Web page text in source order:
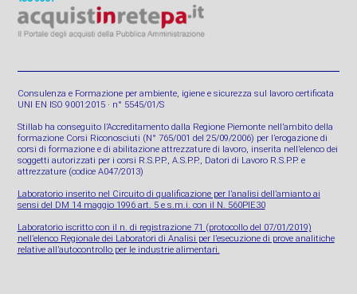
Consulenza e Formazione per ambiente, igiene e sicurezza sul lavoro certificata
UNI EN ISO 9001:2015 · n° 5545/01/S
Stillab ha conseguito l’Accreditamento dalla Regione Piemonte nell’ambito della
formazione Corsi Riconosciuti (N° 765/001 del 25/09/2006) per l’erogazione di
corsi di formazione e di abilitazione attrezzature di lavoro, inserita nell’elenco dei
soggetti autorizzati per i corsi R.S.P.P., A.S.P.P., Datori di Lavoro R.S.P.P. e
attrezzature (codice A047/2013)
Laboratorio inserito nel Circuito di qualificazione per l’analisi dell’amianto ai
sensi del DM 14 maggio 1996 art. 5 e s.m.i. con il N. 560PIE30
Laboratorio iscritto con il n. di registrazione 71 (protocollo del 07/01/2019)
nell’elenco Regionale dei Laboratori di Analisi per l’esecuzione di prove analitiche
relative all’autocontrollo per le industrie alimentari.